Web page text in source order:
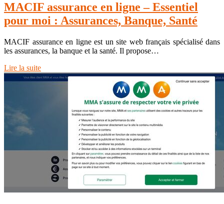
MACIF assurance en ligne – Essentiel
pour moi : Assurances, Banque, Santé
MACIF assurance en ligne est un site web français spécialisé dans
les assurances, la banque et la santé. Il propose…
Lire la suite